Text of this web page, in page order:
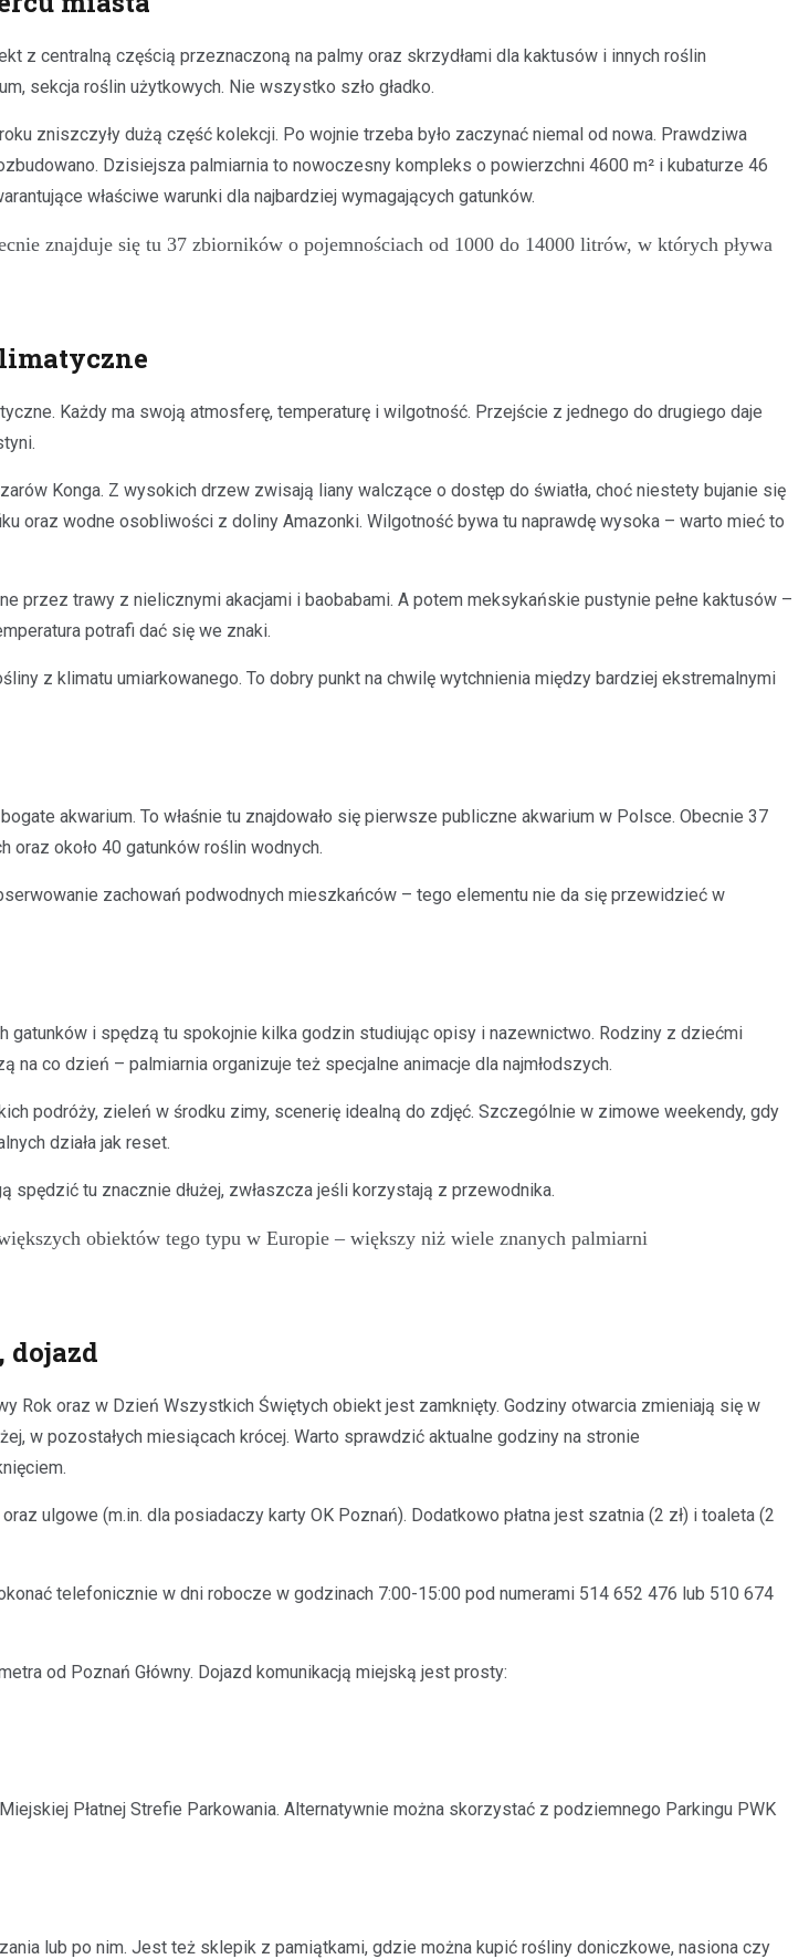
z centralną częścią przeznaczoną na palmy oraz skrzydłami dla kaktusów i innych roślin
sekcja roślin użytkowych. Nie wszystko szło gładko.
zniszczyły dużą część kolekcji. Po wojnie trzeba było zaczynać niemal od nowa. Prawdziwa
Dzisiejsza palmiarnia to nowoczesny kompleks o powierzchni 4600 m² i kubaturze 46
właściwe warunki dla najbardziej wymagających gatunków.
znajduje się tu 37 zbiorników o pojemnościach od 1000 do 14000 litrów, w których pływa
Każdy ma swoją atmosferę, temperaturę i wilgotność. Przejście z jednego do drugiego daje
Konga. Z wysokich drzew zwisają liany walczące o dostęp do światła, choć niestety bujanie się
oraz wodne osobliwości z doliny Amazonki. Wilgotność bywa tu naprawdę wysoka – warto mieć to
przez trawy z nielicznymi akacjami i baobabami. A potem meksykańskie pustynie pełne kaktusów –
potrafi dać się we znaki.
z klimatu umiarkowanego. To dobry punkt na chwilę wytchnienia między bardziej ekstremalnymi
akwarium. To właśnie tu znajdowało się pierwsze publiczne akwarium w Polsce. Obecnie 37
oraz około 40 gatunków roślin wodnych.
zachowań podwodnych mieszkańców – tego elementu nie da się przewidzieć w
gatunków i spędzą tu spokojnie kilka godzin studiując opisy i nazewnictwo. Rodziny z dziećmi
co dzień – palmiarnia organizuje też specjalne animacje dla najmłodszych.
podróży, zieleń w środku zimy, scenerię idealną do zdjęć. Szczególnie w zimowe weekendy, gdy
działa jak reset.
tu znacznie dłużej, zwłaszcza jeśli korzystają z przewodnika.
obiektów tego typu w Europie – większy niż wiele znanych palmiarni
Rok oraz w Dzień Wszystkich Świętych obiekt jest zamknięty. Godziny otwarcia zmieniają się w
w pozostałych miesiącach krócej. Warto sprawdzić aktualne godziny na stronie
ulgowe (m.in. dla posiadaczy karty OK Poznań). Dodatkowo płatna jest szatnia (2 zł) i toaleta (2
telefonicznie w dni robocze w godzinach 7:00-15:00 pod numerami 514 652 476 lub 510 674
od Poznań Główny. Dojazd komunikacją miejską jest prosty:
Płatnej Strefie Parkowania. Alternatywnie można skorzystać z podziemnego Parkingu PWK
lub po nim. Jest też sklepik z pamiątkami, gdzie można kupić rośliny doniczkowe, nasiona czy